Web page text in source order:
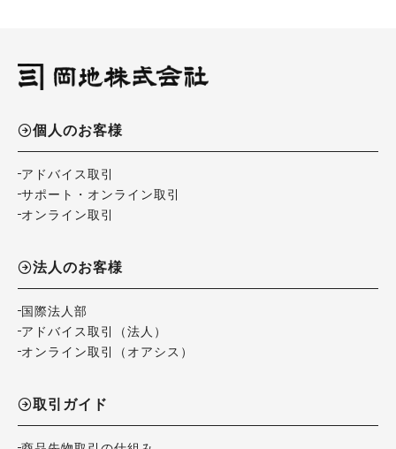
個人のお客様
アドバイス取引
サポート・オンライン取引
オンライン取引
法人のお客様
国際法人部
アドバイス取引（法人）
オンライン取引（オアシス）
取引ガイド